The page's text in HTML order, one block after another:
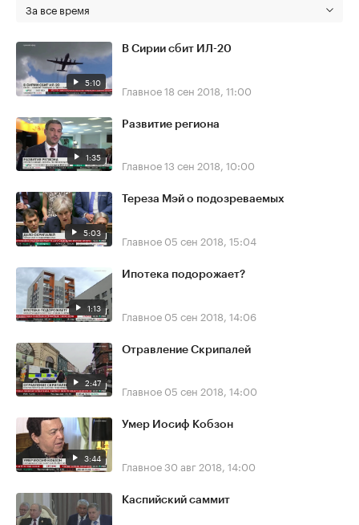
За все время
5:10
В Сирии сбит ИЛ-20
Главное18 сен 2018, 11:00
1:35
Развитие региона
Главное13 сен 2018, 10:00
5:03
Тереза Мэй о подозреваемых
Главное 05 сен 2018, 15:04
1:13
Ипотека подорожает?
Главное 05 сен 2018, 14:06
2:47
Отравление Скрипалей
Главное 05 сен 2018, 14:00
3:44
Умер Иосиф Кобзон
Главное30 авг 2018, 14:00
Каспийский саммит